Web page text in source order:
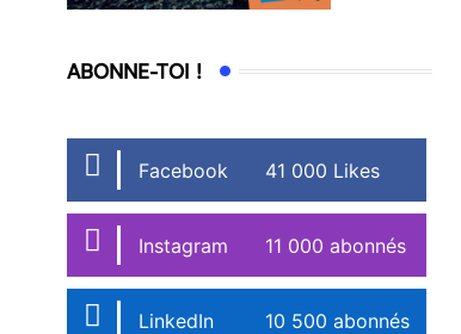
ABONNE-TOI !
Facebook 41 000 Likes
Instagram 11 000 abonnés
LinkedIn 10 500 abonnés